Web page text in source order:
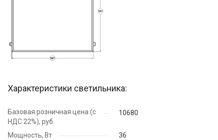
Характеристики светильника:
Базовая розничная цена (с
НДС 22%), руб.
10680
Мощность, Вт
36